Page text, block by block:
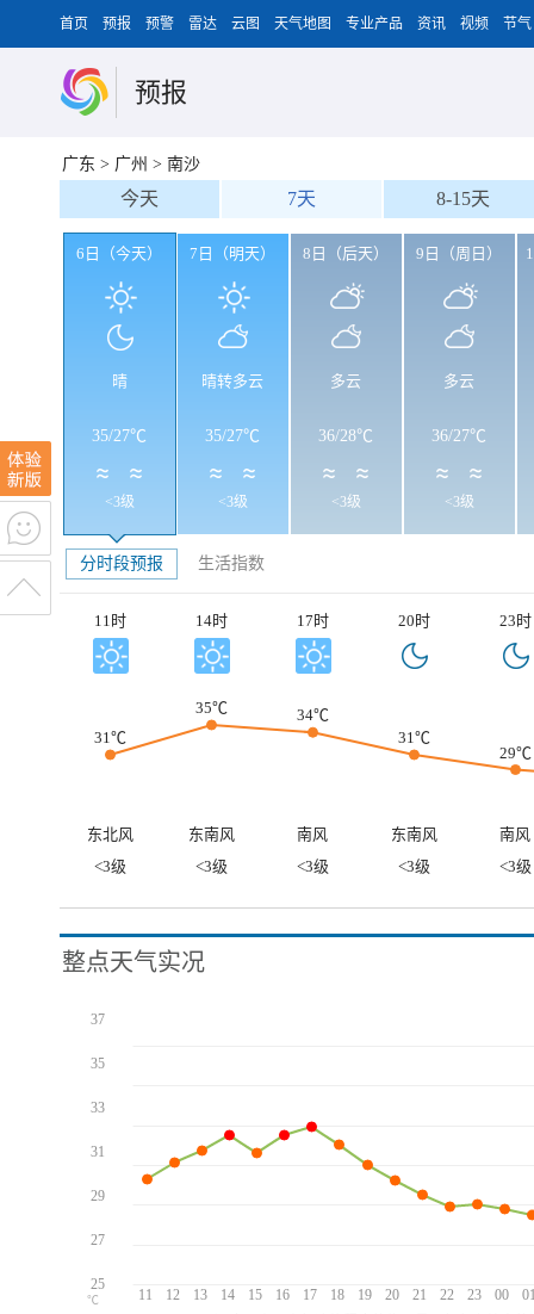
首页 预报 预警 雷达 云图 天气地图 专业产品 资讯 视频 节气
预报
广东 > 广州 > 南沙
今天 7天 8-15天
6日（今天）
晴
35/27℃
<3级
7日（明天）
晴转多云
35/27℃
<3级
8日（后天）
多云
36/28℃
<3级
9日（周日）
多云
36/27℃
<3级
分时段预报 生活指数
11时 14时 17时 20时 23时
31℃
35℃
34℃
31℃
29℃
东北风 东南风 南风 东南风
南风
<3级
<3级 <3级 <3级 <3级
整点天气实况
11 12 13 14 15 16 17 18 19 20 21 22 23 00
37
35
33
31
29
27
25
℃